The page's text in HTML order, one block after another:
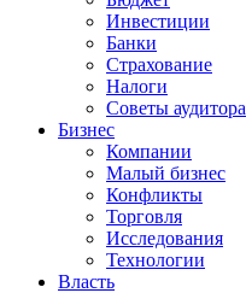
Инвестиции
Банки
Страхование
Налоги
Советы аудитора
Бизнес
Компании
Малый бизнес
Конфликты
Торговля
Исследования
Технологии
Власть